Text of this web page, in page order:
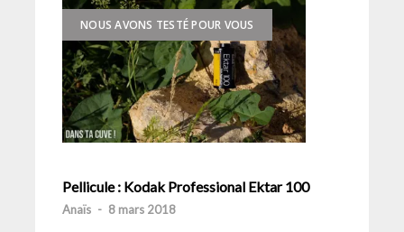
NOUS AVONS TESTÉ POUR VOUS
Pellicule : Kodak Professional Ektar 100
Anaïs - 8 mars 2018